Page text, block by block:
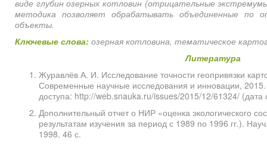
виде глубин озерных котловин (отрицательные
методика позволяет обрабатывать объединенные по
объекты.
Ключевые слова: озерная котловина, тематическое
Литература
Журавлёв А. И. Исследование точности геопривязки
Современные научные исследования и инновации,
доступа: http://web.snauka.ru/issues/2015/12/61324/
Дополнительный отчет о НИР «оценка экологического
результатам изучения за период с 1989 по 1996 гг.).
1998. 46 с.